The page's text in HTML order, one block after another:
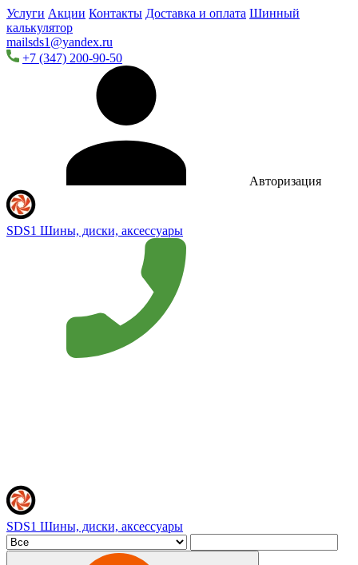
Услуги Акции Контакты Доставка и оплата Шинный
калькулятор
mailsds1@yandex.ru
+7 (347) 200-90-50
Авторизация
SDS1 Шины, диски, аксессуары
SDS1 Шины, диски, аксессуары